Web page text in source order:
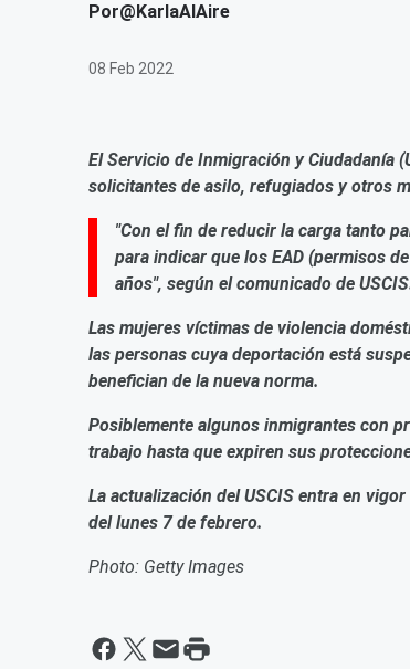
Por@KarlaAlAire
08 Feb 2022
El Servicio de Inmigración y Ciudadanía
solicitantes de asilo, refugiados y otros
"Con el fin de reducir la carga tanto
para indicar que los EAD (permisos
años", según el comunicado de
Las mujeres víctimas de violencia
las personas cuya deportación está
benefician de la nueva norma.
Posiblemente algunos inmigrantes con
trabajo hasta que expiren sus
La actualización del USCIS entra en
del lunes 7 de febrero.
Photo: Getty Images